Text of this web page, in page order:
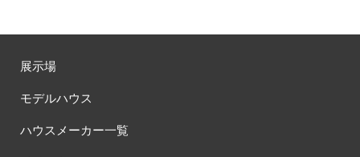
展示場
モデルハウス
ハウスメーカー一覧